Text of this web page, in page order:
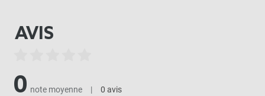
AVIS
0 note moyenne | 0 avis